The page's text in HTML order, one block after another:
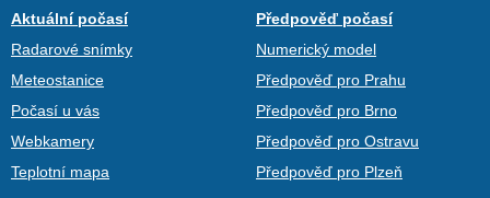
Aktuální počasí
Radarové snímky
Meteostanice
Počasí u vás
Webkamery
Teplotní mapa
Předpověď počasí
Numerický model
Předpověď pro Prahu
Předpověď pro Brno
Předpověď pro Ostravu
Předpověď pro Plzeň